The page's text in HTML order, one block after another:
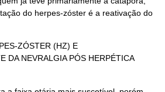
do herpes-zóster é a reativação do
ZÓSTER (HZ) E
DA NEVRALGIA PÓS HERPÉTICA